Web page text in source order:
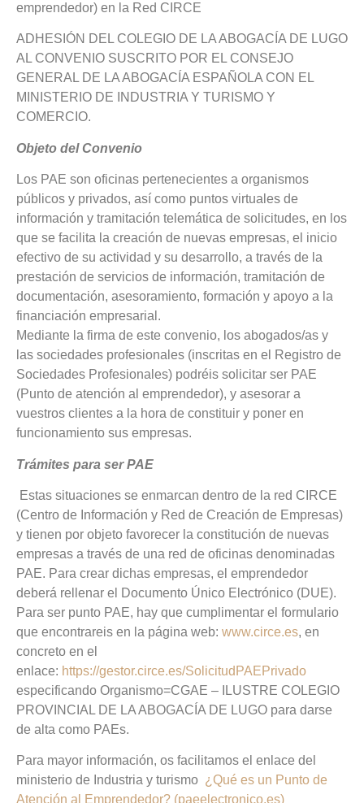
emprendedor) en la Red CIRCE
ADHESIÓN DEL COLEGIO DE LA ABOGACÍA DE LUGO
AL CONVENIO SUSCRITO POR EL CONSEJO
GENERAL DE LA ABOGACÍA ESPAÑOLA CON EL
MINISTERIO DE INDUSTRIA Y TURISMO Y
COMERCIO.
Objeto del Convenio
Los PAE son oficinas pertenecientes a organismos
públicos y privados, así como puntos virtuales de
información y tramitación telemática de solicitudes, en los
que se facilita la creación de nuevas empresas, el inicio
efectivo de su actividad y su desarrollo, a través de la
prestación de servicios de información, tramitación de
documentación, asesoramiento, formación y apoyo a la
financiación empresarial.
Mediante la firma de este convenio, los abogados/as y
las sociedades profesionales (inscritas en el Registro de
Sociedades Profesionales) podréis solicitar ser PAE
(Punto de atención al emprendedor), y asesorar a
vuestros clientes a la hora de constituir y poner en
funcionamiento sus empresas.
Trámites para ser PAE
Estas situaciones se enmarcan dentro de la red CIRCE
(Centro de Información y Red de Creación de Empresas)
y tienen por objeto favorecer la constitución de nuevas
empresas a través de una red de oficinas denominadas
PAE. Para crear dichas empresas, el emprendedor
deberá rellenar el Documento Único Electrónico (DUE).
Para ser punto PAE, hay que cumplimentar el formulario
que encontrareis en la página web: www.circe.es, en
concreto en el
enlace: https://gestor.circe.es/SolicitudPAEPrivado
especificando Organismo=CGAE – ILUSTRE COLEGIO
PROVINCIAL DE LA ABOGACÍA DE LUGO para darse
de alta como PAEs.
Para mayor información, os facilitamos el enlace del
ministerio de Industria y turismo ¿Qué es un Punto de
Atención al Emprendedor? (paeelectronico.es)